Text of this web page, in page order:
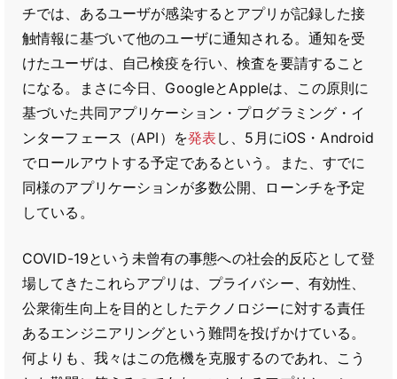
チでは、あるユーザが感染するとアプリが記録した接
触情報に基づいて他のユーザに通知される。通知を受
けたユーザは、自己検疫を行い、検査を要請すること
になる。まさに今日、GoogleとAppleは、この原則に
基づいた共同アプリケーション・プログラミング・イ
ンターフェース（API）を発表 し、5月にiOS・Android
でロールアウトする予定であるという。また、すでに
同様のアプリケーションが多数公開、ローンチを予定
している。
COVID-19という未曾有の事態への社会的反応として登
場してきたこれらアプリは、プライバシー、有効性、
公衆衛生向上を目的としたテクノロジーに対する責任
あるエンジニアリングという難問を投げかけている。
何よりも、我々はこの危機を克服するのであれ、こう